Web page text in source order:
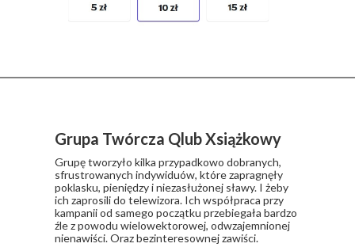
Grupa Twórcza Qlub Xsiążkowy
Grupę tworzyło kilka przypadkowo dobranych,
sfrustrowanych indywiduów, które zapragnęły
poklasku, pieniędzy i niezasłużonej sławy. I żeby
ich zaprosili do telewizora. Ich współpraca przy
kampanii od samego początku przebiegała bardzo
źle z powodu wielowektorowej, odwzajemnionej
nienawiści. Oraz bezinteresownej zawiści.